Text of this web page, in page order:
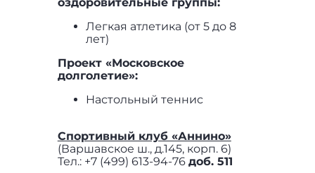
Легкая атлетика (от 5 до 8
лет)
Проект «Московское
долголетие»:
Настольный теннис
Спортивный клуб «Аннино»
(Варшавское ш., д.145, корп. 6)
Тел.: +7 (499) 613-94-76 доб. 511